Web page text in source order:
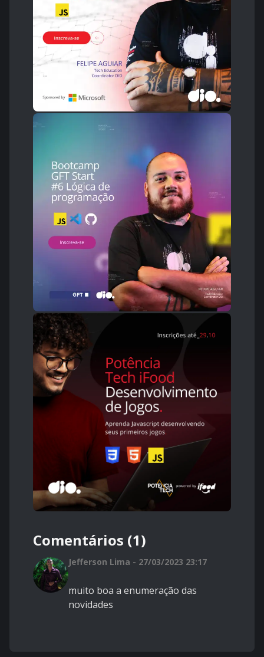
Comentários (1)
Jefferson Lima - 27/03/2023 23:17
muito boa a enumeração das
novidades